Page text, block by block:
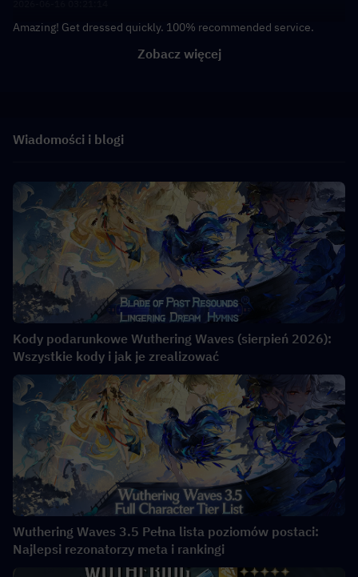
Amazing! Get dressed quickly. 100% recommended service.
Zobacz więcej
Wiadomości i blogi
Kody podarunkowe Wuthering Waves (sierpień 2026):
Wszystkie kody i jak je zrealizować
Wuthering Waves 3.5 Pełna lista poziomów postaci:
Najlepsi rezonatorzy meta i rankingi